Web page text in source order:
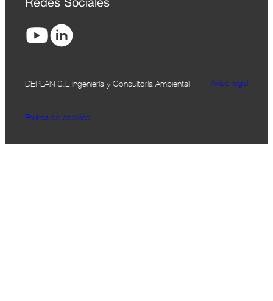
Redes Sociales
DEPLAN S.L Ingeniería y Consultoría Ambiental Aviso legal
Política de cookies